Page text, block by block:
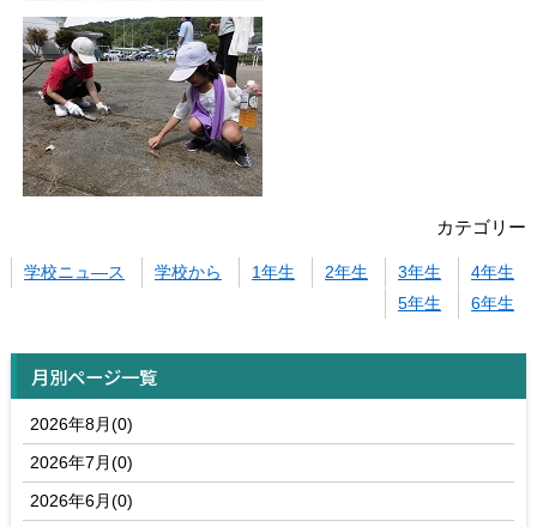
カテゴリー
学校ニュ―ス 学校から 1年生 2年生 3年生
4年生
5年生
6年生
月別ページ一覧
2026年8月(0)
2026年7月(0)
2026年6月(0)